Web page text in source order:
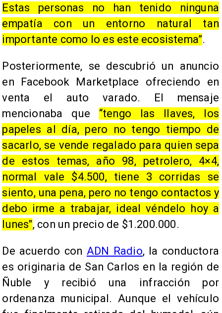
Estas personas no han tenido ninguna
empatía con un entorno natural tan
importante como lo es este ecosistema”.
Posteriormente, se descubrió un anuncio
en Facebook Marketplace ofreciendo en
venta el auto varado. El mensaje
mencionaba que “tengo las llaves, los
papeles al día, pero no tengo tiempo de
sacarlo, se vende regalado para quien sepa
de estos temas, año 98, petrolero, 4×4,
normal vale $4.500, tiene 3 corridas se
siento, una pena, pero no tengo contactos y
debo irme a trabajar, ideal véndelo hoy a
lunes", con un precio de $1.200.000.
De acuerdo con ADN Radio, la conductora
es originaria de San Carlos en la región de
Ñuble y recibió una infracción por
ordenanza municipal. Aunque el vehículo